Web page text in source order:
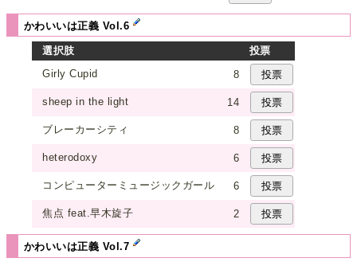
かわいいは正義 Vol.6
選択肢
投票
Girly Cupid
8
sheep in the light 14
ブレーカーシティ 8
heterodoxy 6
コンピューターミュージックガール 6
焦点 feat.早木旋子 2
かわいいは正義 Vol.7